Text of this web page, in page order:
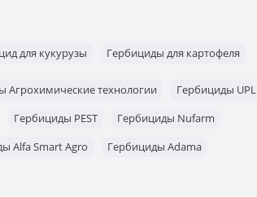
для кукурузы Гербициды для картофеля
Агрохимические технологии
Гербициды UPL
Гербициды PEST
Гербициды Nufarm
Alfa Smart Agro Гербициды Adama